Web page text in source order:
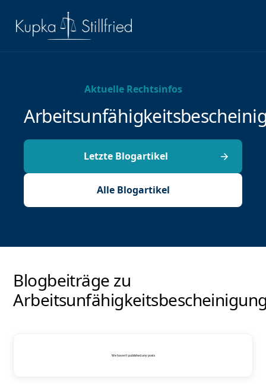
Aktuelle Rechtsinfos
Letzte Blogartikel
Alle Blogartikel
Blogbeiträge zu
We haven't published any posts